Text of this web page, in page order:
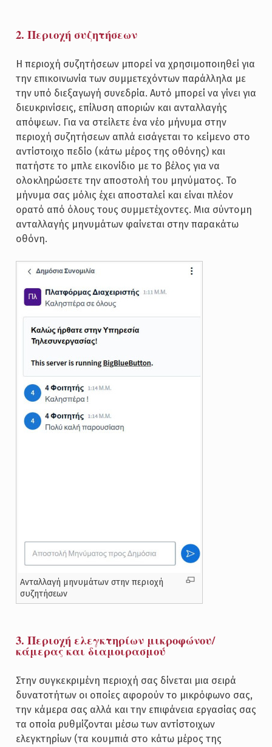
2. Περιοχή συζητήσεων
Η περιοχή συζητήσεων μπορεί να χρησιμοποιηθεί για
την επικοινωνία των συμμετεχόντων παράλληλα με
την υπό διεξαγωγή συνεδρία. Αυτό μπορεί να γίνει για
διευκρινίσεις, επίλυση αποριών και ανταλλαγής
απόψεων. Για να στείλετε ένα νέο μήνυμα στην
περιοχή συζητήσεων απλά εισάγεται το κείμενο στο
αντίστοιχο πεδίο (κάτω μέρος της οθόνης) και
πατήστε το μπλε εικονίδιο με το βέλος για να
ολοκληρώσετε την αποστολή του μηνύματος. Το
μήνυμα σας μόλις έχει αποσταλεί και είναι πλέον
ορατό από όλους τους συμμετέχοντες. Μια σύντομη
ανταλλαγής μηνυμάτων φαίνεται στην παρακάτω
οθόνη.
Ανταλλαγή μηνυμάτων στην περιοχή
συζητήσεων
3. Περιοχή ελεγκτηρίων μικροφώνου/
κάμερας και διαμοιρασμού
Στην συγκεκριμένη περιοχή σας δίνεται μια σειρά
δυνατοτήτων οι οποίες αφορούν το μικρόφωνο σας,
την κάμερα σας αλλά και την επιφάνεια εργασίας σας
τα οποία ρυθμίζονται μέσω των αντίστοιχων
ελεγκτηρίων (τα κουμπιά στο κάτω μέρος της